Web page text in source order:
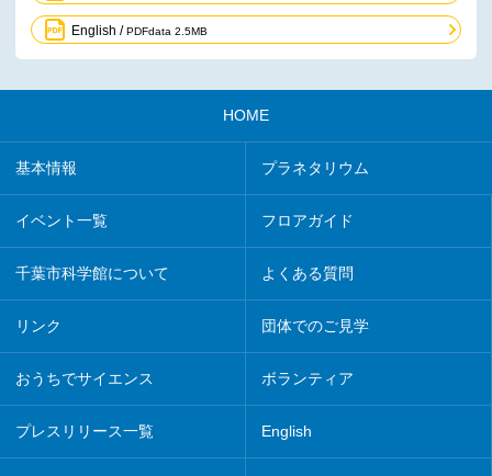
English /PDFdata 2.5MB
HOME
基本情報 プラネタリウム
イベント一覧 フロアガイド
千葉市科学館について よくある質問
リンク 団体でのご見学
おうちでサイエンス ボランティア
プレスリリース一覧 English